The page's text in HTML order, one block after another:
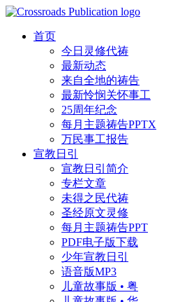
首页
今日灵修代祷
最新动态
来自全地的祷告
最新怜悯关怀事工
25周年纪念
每月主题祷告PPTX
万民事工报告
宣教日引
宣教日引简介
专栏文章
未得之民代祷
圣经原文灵修
每月主题祷告PPT
PDF电子版下载
少年宣教日引
语音版MP3
儿童故事版 • 粤